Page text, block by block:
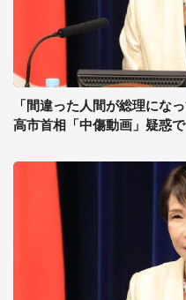
「間違った人間が総理にな
高市首相「中傷動画」疑惑で